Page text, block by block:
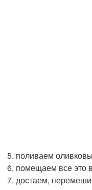
5. поливаем
6. помещаем все это
7. достаем,